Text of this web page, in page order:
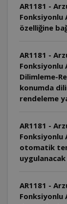
AR1181 -
Fonksiyonlu
özelliğine
AR1181 -
Fonksiyonlu
Dilimleme-
konumda
rendeleme
AR1181 -
Fonksiyonlu
otomatik
AR1181 -
Fonksiyonlu